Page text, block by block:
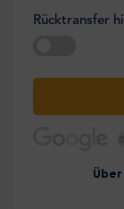
Rücktransfer